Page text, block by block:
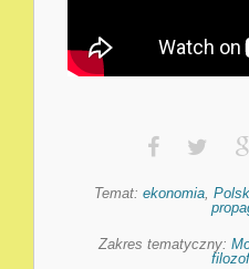
Temat: ekonomia,
Zakres tematyczny: